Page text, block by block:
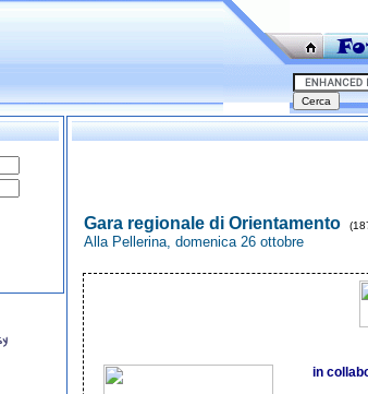
Gara regionale di Orientamento
Alla Pellerina, domenica 26 ottobre
in